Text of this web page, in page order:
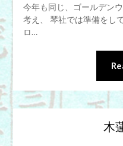
今年も同じ、ゴールデン
考え、 琴社では準備をし
ロ…
木